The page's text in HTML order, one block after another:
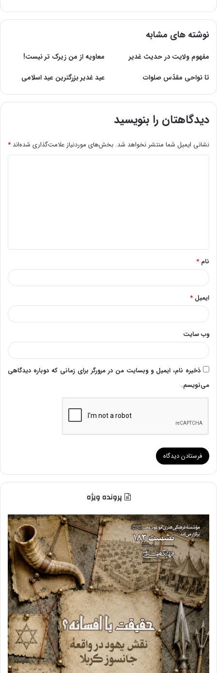
نوشته های مشابه
مفهوم ولايت در حديث غدير
معاویه از من زیرک تر نیست!
تا نواحى مقدّس صلوات
عید غدیر بزرگترین عید اسلامی
دیدگاهتان را بنویسید
نشانی ایمیل شما منتشر نخواهد شد. بخش‌های موردنیاز علامت‌گذاری شده‌اند *
*
نام *
ایمیل *
وب‌ سایت
ذخیره نام، ایمیل و وبسایت من در مرورگر برای زمانی که دوباره دیدگاهی
می‌نویسم.
پرونده ویژه